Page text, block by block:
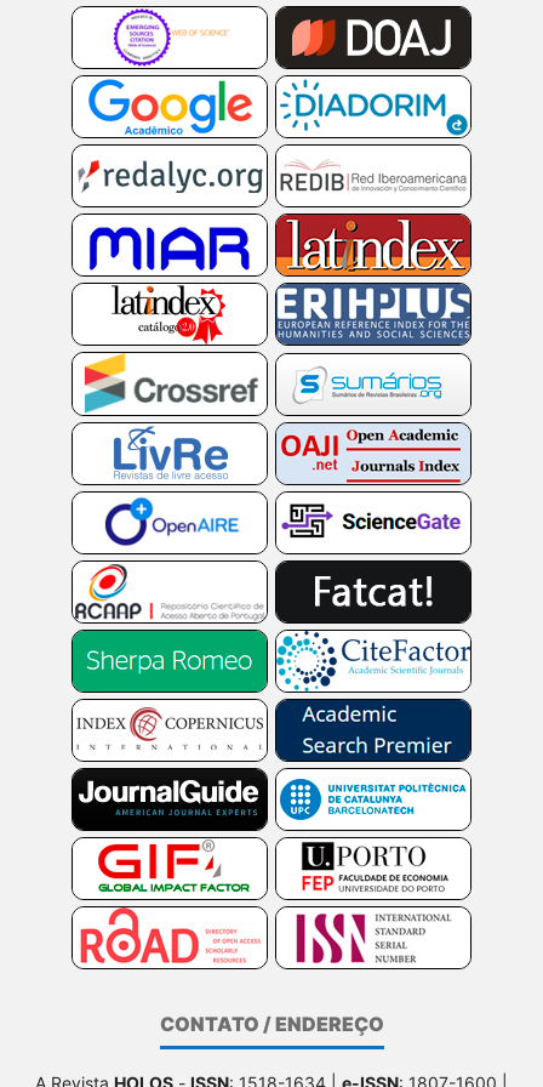
CONTATO / ENDEREÇO
A Revista HOLOS - ISSN: 1518-1634 | e-ISSN: 1807-1600 |